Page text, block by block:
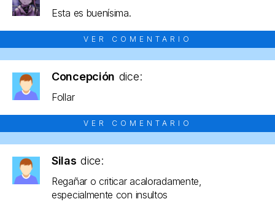
Esta es buenísima.
VER COMENTARIO
Concepción dice:
Follar
VER COMENTARIO
Silas dice:
Regañar o criticar acaloradamente,
especialmente con insultos